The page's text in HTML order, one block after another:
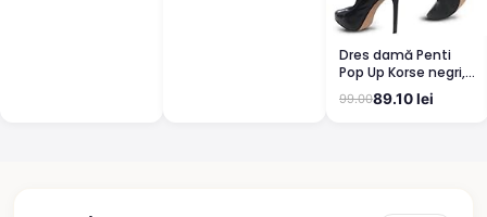
Dres damă Penti
Pop Up Korse negri,
semi lucioși
99.0089.10 lei